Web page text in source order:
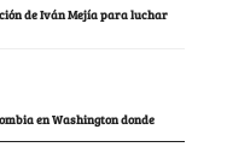
de Iván Mejía para luchar
en Washington donde